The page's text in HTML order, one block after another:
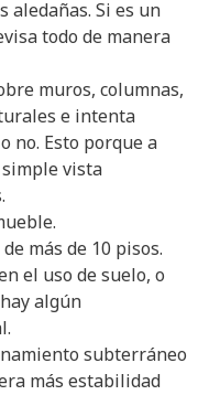
aledañas. Si es un
todo de manera
muros, columnas,
e intenta
no. Esto porque a
vista
más de 10 pisos.
el uso de suelo, o
algún
subterráneo
más estabilidad